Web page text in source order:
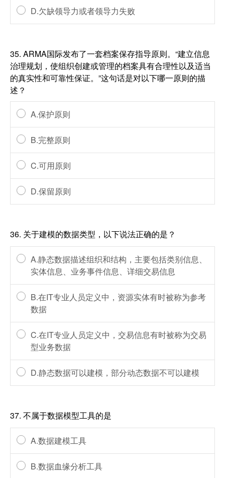
D.欠缺领导力或者领导力失败
35. ARMA国际发布了一套档案保存指导原则。“建立信息
治理规划，使组织创建或管理的档案具有合理性以及适当
的真实性和可靠性保证。”这句话是对以下哪一原则的描
述？
A.保护原则
B.完整原则
C.可用原则
D.保留原则
36. 关于建模的数据类型，以下说法正确的是？
A.静态数据描述组织和结构，主要包括类别信息、
实体信息、业务事件信息、详细交易信息
B.在IT专业人员定义中，资源实体有时被称为参考
数据
C.在IT专业人员定义中，交易信息有时被称为交易
型业务数据
D.静态数据可以建模，部分动态数据不可以建模
37. 不属于数据模型工具的是
A.数据建模工具
B.数据血缘分析工具